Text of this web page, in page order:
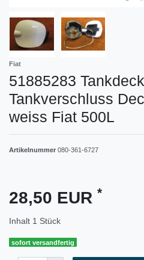
Fiat
51885283
Tankverschluss
weiss Fiat 500L
Artikelnummer 080-361-6727
28,50 EUR *
Inhalt 1 Stück
sofort versandfertig